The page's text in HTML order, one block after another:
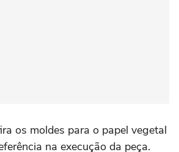
os moldes para o papel vegetal
na execução da peça.